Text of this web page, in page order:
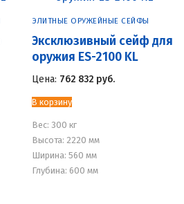
ЭЛИТНЫЕ ОРУЖЕЙНЫЕ СЕЙФЫ
Эксклюзивный сейф для
оружия ES-2100 KL
Цена: 762 832 руб.
В корзину
Вес: 300 кг
Высота: 2220 мм
Ширина: 560 мм
Глубина: 600 мм